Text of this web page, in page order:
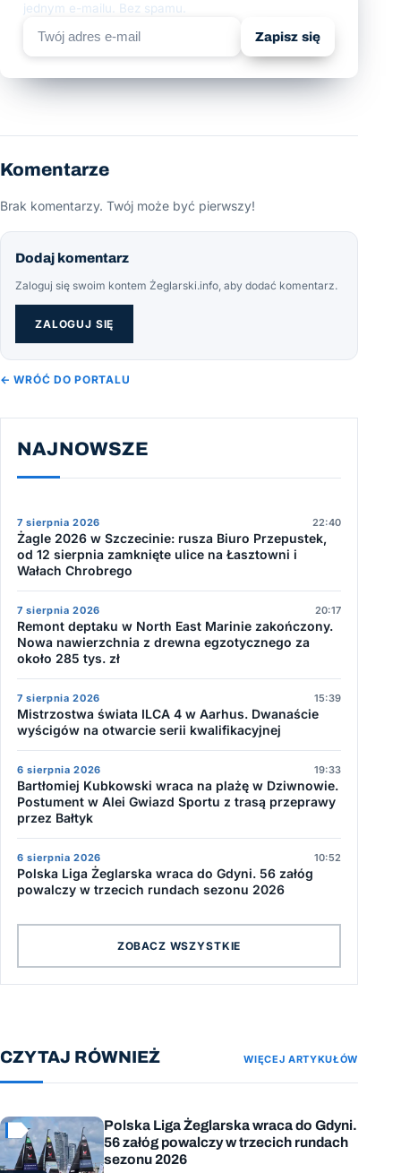
jednym e-mailu. Bez spamu.
Zapisz się
Komentarze
Brak komentarzy. Twój może być pierwszy!
Dodaj komentarz
Zaloguj się swoim kontem Żeglarski.info, aby dodać komentarz.
ZALOGUJ SIĘ
← WRÓĆ DO PORTALU
NAJNOWSZE
7 sierpnia 2026 22:40
Żagle 2026 w Szczecinie: rusza Biuro Przepustek,
od 12 sierpnia zamknięte ulice na Łasztowni i
Wałach Chrobrego
7 sierpnia 2026 20:17
Remont deptaku w North East Marinie zakończony.
Nowa nawierzchnia z drewna egzotycznego za
około 285 tys. zł
7 sierpnia 2026 15:39
Mistrzostwa świata ILCA 4 w Aarhus. Dwanaście
wyścigów na otwarcie serii kwalifikacyjnej
6 sierpnia 2026 19:33
Bartłomiej Kubkowski wraca na plażę w Dziwnowie.
Postument w Alei Gwiazd Sportu z trasą przeprawy
przez Bałtyk
6 sierpnia 2026 10:52
Polska Liga Żeglarska wraca do Gdyni. 56 załóg
powalczy w trzecich rundach sezonu 2026
ZOBACZ WSZYSTKIE
CZYTAJ RÓWNIEŻ WIĘCEJ ARTYKUŁÓW
Polska Liga Żeglarska wraca do Gdyni.
56 załóg powalczy w trzecich rundach
sezonu 2026